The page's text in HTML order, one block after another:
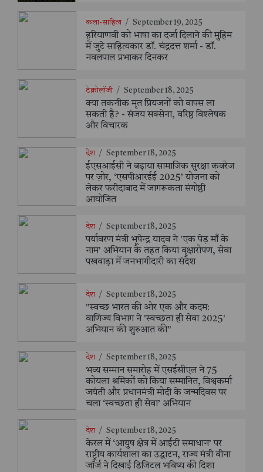
कला-साहित्य / September 19, 2025
हरियाणवी को भाषा का दर्जा दिलाने की मुहिम
में जुटे साहित्यकार डॉ. चंद्रदत्त शर्मा - डॉ.
नवलपाल प्रभाकर दिनकर
टेक्नोलॉजी / September 18, 2025
क्या तकनीक मृत प्रियजनों को वापस ला
सकती है? - संजय सक्सेना, वरिष्ठ विश्लेषक
और विचारक
देश / September 18, 2025
ईएसआईसी ने बढ़ाया सामाजिक सुरक्षा कवरेज
पर ज़ोर, ‘एसपीआरईई 2025’ योजना को
लेकर फरीदाबाद में जागरूकता संगोष्ठी
आयोजित
देश / September 18, 2025
पर्यावरण मंत्री भूपेन्द्र यादव ने 'एक पेड़ माँ के
नाम' अभियान के तहत किया वृक्षारोपण, सेवा
पखवाड़ा में जनभागीदारी का संदेश
देश / September 18, 2025
"स्वच्छ भारत की ओर एक और कदम:
वाणिज्य विभाग ने 'स्वच्छता ही सेवा 2025'
अभियान की शुरुआत की"
देश / September 18, 2025
भव्य सम्मान समारोह में एसईसीएल ने 75
कोयला श्रमिकों को किया सम्मानित, विश्वकर्मा
जयंती और प्रधानमंत्री मोदी के जन्मदिवस पर
चला ‘स्वच्छता ही सेवा’ अभियान
देश / September 18, 2025
केरल में ‘आयुष क्षेत्र में आईटी समाधान’ पर
राष्ट्रीय कार्यशाला का उद्घाटन, राज्य मंत्री वीना
जॉर्ज ने दिखाई डिजिटल भविष्य की दिशा